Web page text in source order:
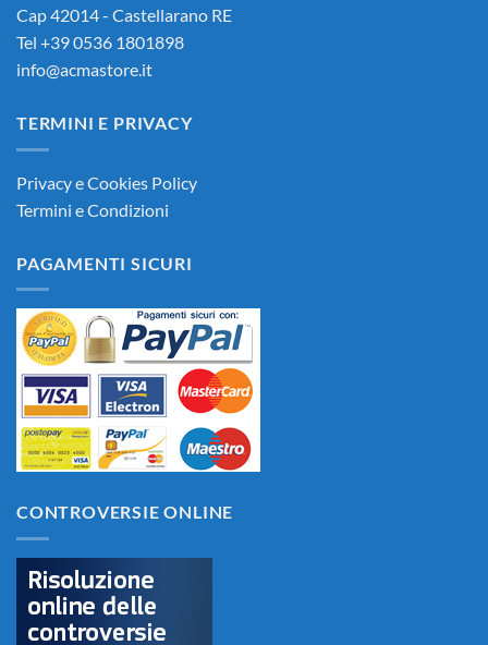
Cap 42014 - Castellarano RE
Tel +39 0536 1801898
info@acmastore.it
TERMINI E PRIVACY
Privacy e Cookies Policy
Termini e Condizioni
PAGAMENTI SICURI
CONTROVERSIE ONLINE